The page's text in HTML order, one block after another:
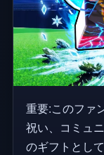
重要:このファ
祝い、コミュ
のギフトとし